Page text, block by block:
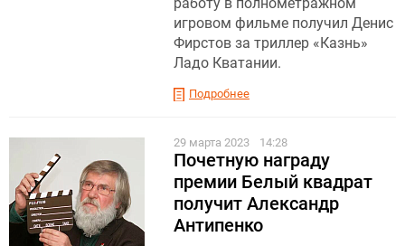
игровом фильме получил Денис
Фирстов за триллер «Казнь»
Ладо Кватании.
Подробнее
29 марта 2023 14:28
Почетную награду
премии Белый квадрат
получит Александр
Антипенко